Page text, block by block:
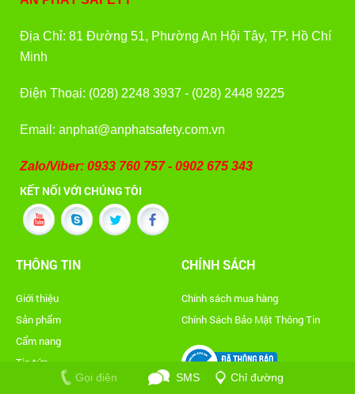
Địa Chỉ: 81 Đường 51, Phường An Hội Tây, TP. Hồ Chí
Minh
Điện Thoại: (028) 2248 3937 - (028) 2448 9225
Email: anphat@anphatsafety.com.vn
Zalo/Viber: 0933 760 757 - 0902 675 343
KẾT NỐI VỚI CHÚNG TÔI
THÔNG TIN
Giới thiệu
Sản phẩm
Cẩm nang
Tin tức
Tuyển dụng
CHÍNH SÁCH
Chính sách mua hàng
Chính Sách Bảo Mật Thông Tin
Gọi điện SMS Chỉ đường